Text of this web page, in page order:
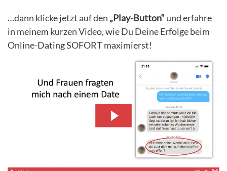
…dann klicke jetzt auf den „Play-Button“ und erfahre
in meinem kurzen Video, wie Du Deine Erfolge beim
Online-Dating SOFORT maximierst!